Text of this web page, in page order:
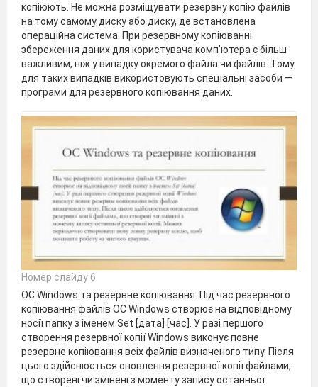
копіюють. Не можна розміщувати резервну копію файлів
на тому самому диску або диску, де встановлена
операційна система. При резервному копіюванні
збереження даних для користувача комп’ютера є більш
важливим, ніж у випадку окремого файла чи файлів. Тому
для таких випадків використовують спеціальні засо­би —
програми для резервного копіювання даних.
Номер слайду 6
ОС Windows та резервне копіювання. Під час резервного
копіювання файлів ОС Windows створює на відпо­відному
носії папку з іменем Set [дата] [час]. У разі першого
створення резервної копії Windows виконує повне
резервне копіювання всіх файлів визначеного типу. Після
цього здійснюється оновлення резервної копії файлами,
що створені чи змінені з моменту запису останньої